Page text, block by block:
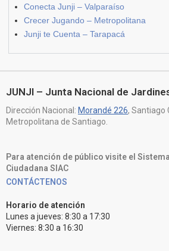
Conecta Junji – Valparaíso
Crecer Jugando – Metropolitana
Junji te Cuenta – Tarapacá
JUNJI – Junta Nacional de
Dirección Nacional: Morandé 226, Santiago
Metropolitana de Santiago.
Para atención de público visite el
Ciudadana SIAC
CONTÁCTENOS
Horario de atención
Lunes a jueves: 8:30 a 17:30
Viernes: 8:30 a 16:30